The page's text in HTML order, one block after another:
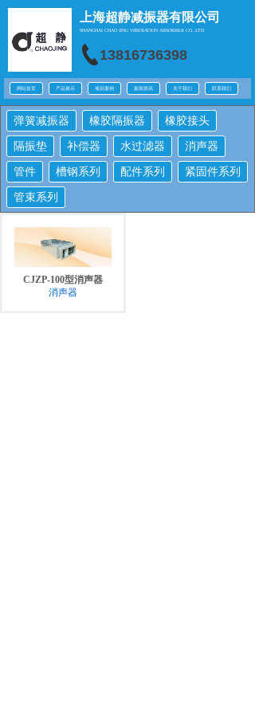
13816736398
上海超静减振器有限公司
SHANGHAI CHAO JING VIBERATION ABSORBER CO.,LTD
网站首页 产品展示 项目案例 新闻资讯 关于我们 联系我们
弹簧减振器 橡胶隔振器
橡胶接头
隔振垫
补偿器 水过滤器
消声器
管件
槽钢系列 配件系列
紧固件系列
管束系列
CJZP-100型消声器
消声器